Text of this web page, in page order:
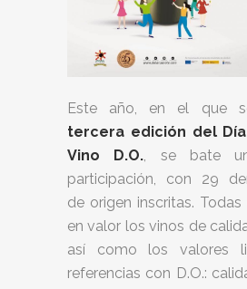
Este año, en el que
tercera edición del
Vino D.O., se bate
participación, con 29
de origen inscritas.
en valor los vinos de
así como los valores
referencias con D.O.: